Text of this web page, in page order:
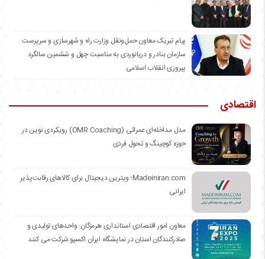
️پیام تبریک معاون حمل‌ونقل وزارت راه و شهرسازی و سرپرست
سازمان بنادر و دریانوردی به مناسبت چهل و ششمین سالگرد
پیروزی انقلاب اسلامی
اقتصادی
مدل مداخله‌ای عمرائی (OMR Coaching) رویکردی نوین در
حوزه کوچینگ و تحول فردی
Madeiniran.com؛ ویترین دیجیتال برای کالاهای رقابت‌پذیر
ایرانی
معاون امور اقتصادی استانداری هرمزگان: واحدهای تولیدی و
صادرکنندگان استان در نمایشگاه ایران اکسپو شرکت می کنند